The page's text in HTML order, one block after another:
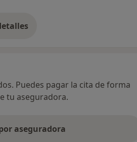
la dirección
Puedes pagar la cita de forma
tu aseguradora.
aseguradora